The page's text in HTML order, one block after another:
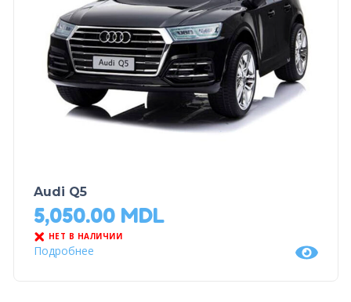
Audi Q5
5,050.00 MDL
НЕТ В НАЛИЧИИ
Подробнее